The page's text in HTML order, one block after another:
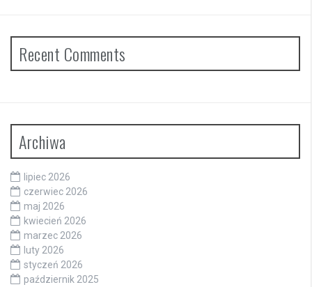
Recent Comments
Archiwa
lipiec 2026
czerwiec 2026
maj 2026
kwiecień 2026
marzec 2026
luty 2026
styczeń 2026
październik 2025